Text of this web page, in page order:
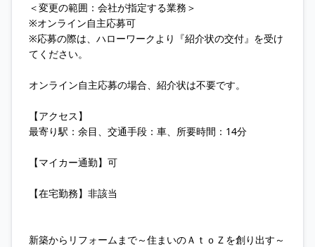
＜変更の範囲：会社が指定する業務＞
※オンライン自主応募可
※応募の際は、ハローワークより『紹介状の交付』を受け
てください。
オンライン自主応募の場合、紹介状は不要です。
【アクセス】
最寄り駅：余目、交通手段：車、所要時間：14分
【マイカー通勤】可
【在宅勤務】非該当
新築からリフォームまで～住まいのＡｔｏＺを創り出す～